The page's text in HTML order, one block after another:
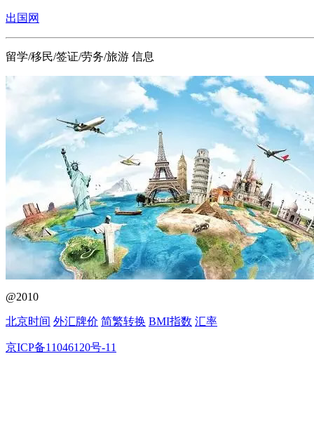
出国网
留学/移民/签证/劳务/旅游 信息
@2010
北京时间 外汇牌价 简繁转换 BMI指数 汇率
京ICP备11046120号-11